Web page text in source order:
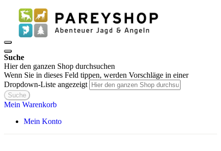
Suche
Hier den ganzen Shop durchsuchen
Wenn Sie in dieses Feld tippen, werden Vorschläge in einer
Dropdown-Liste angezeigt
Suche
Mein Warenkorb
Mein Konto